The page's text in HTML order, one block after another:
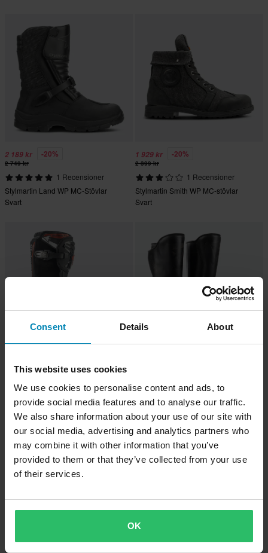
Consent Details About
This website uses cookies
We use cookies to personalise content and ads, to
provide social media features and to analyse our traffic.
We also share information about your use of our site with
our social media, advertising and analytics partners who
may combine it with other information that you’ve
provided to them or that they’ve collected from your use
of their services.
OK
2 189 kr -20%
2 749 kr
1 Recensioner
Stylmartin Land WP MC-Stövlar
Svart
1 929 kr -20%
2 399 kr
1 Recensioner
Stylmartin Smith WP MC-stövlar
Svart
3 199 kr
Stylmartin Impact Pro WP MC-
7 Recensioner
Stylmartin MATRIX MC-Skor